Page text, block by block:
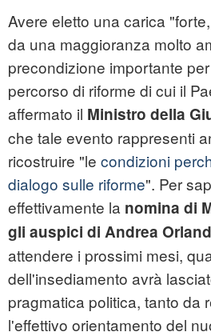
Avere eletto una carica
da una maggioranza molto
precondizione importante
percorso di riforme di cui il
affermato il Ministro della
che tale evento rappresenti
ricostruire "le condizioni
dialogo sulle riforme". Per
effettivamente la nomina di
gli auspici di Andrea
attendere i prossimi mesi,
dell'insediamento avrà
pragmatica politica, tanto da
l'effettivo orientamento del